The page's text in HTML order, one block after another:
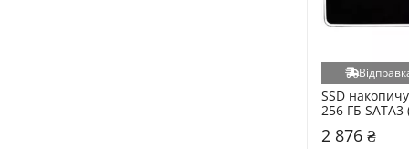
SSD
256 ГБ SATA3
2 876 ₴